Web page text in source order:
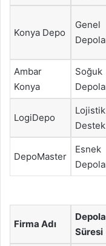
Konya Depo
Genel
Ambar
Konya
Soğuk
LogiDepo
Lojistik
Destek
DepoMaster
Esnek
Firma Adı
Süresi